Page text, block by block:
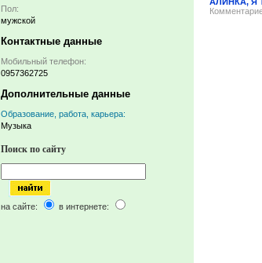
Пол:
мужской
Контактные данные
Мобильный телефон:
0957362725
Дополнительные данные
Образование, работа, карьера:
Музыка
Поиск по сайту
на сайте: в интернете: